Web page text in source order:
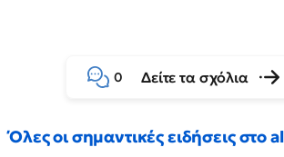
0 Δείτε τα σχόλια
Όλες οι σημαντικές ειδήσεις στο